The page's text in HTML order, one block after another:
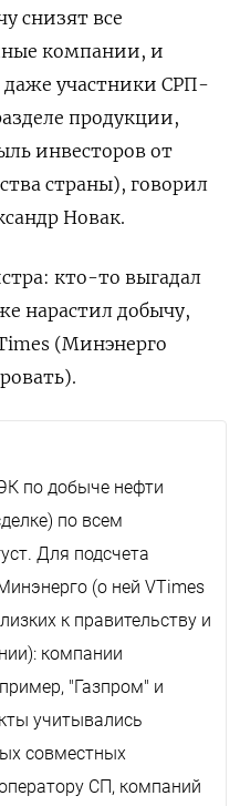
снизят все
компании, и
участники СРП-
продукции,
инвесторов от
страны), говорил
Новак.
кто-то выгадал
нарастил добычу,
(Минэнерго
по добыче нефти
по всем
Для подсчета
(о ней VTimes
к правительству и
компании
"Газпром" и
учитывались
совместных
СП, компаний